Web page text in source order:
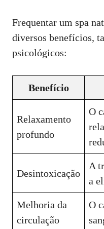
Frequentar um spa
diversos benefícios,
psicológicos:
Benefício
Relaxamento
profundo
O
Desintoxicação
A
a
Melhoria da
circulação
O